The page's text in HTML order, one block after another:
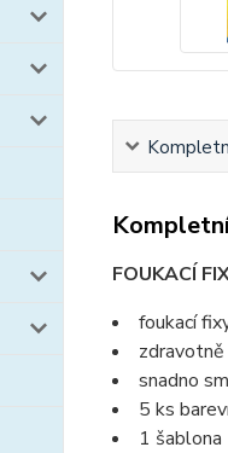
FOUKACÍ
foukací
snadno
5 ks
1 šablona